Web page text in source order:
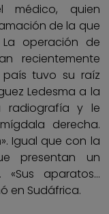
médico, quien
de la que
operación de
recientemente
tuvo su raíz
Ledesma a la
radiografía y le
derecha.
Igual que con la
presentan un
aparatos…
en Sudáfrica.